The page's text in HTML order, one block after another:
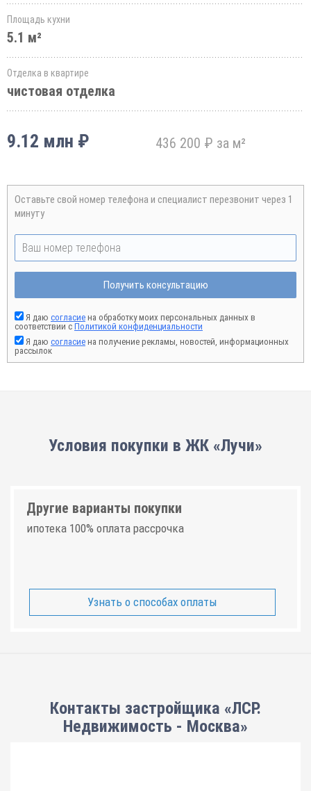
Площадь кухни
5.1 м²
Отделка в квартире
чистовая отделка
9.12 млн ₽ 436 200 ₽ за м²
Оставьте свой номер телефона и специалист перезвонит через 1
минуту
Получить консультацию
Я даю согласие на обработку моих персональных данных в
соответствии с Политикой конфиденциальности
Я даю согласие на получение рекламы, новостей, информационных
рассылок
Условия покупки в ЖК «Лучи»
Другие варианты покупки
ипотека 100% оплата рассрочка
Узнать о способах оплаты
Контакты застройщика «ЛСР.
Недвижимость - Москва»